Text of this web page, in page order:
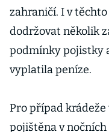
zahraničí. I v
dodržovat několik
podmínky pojistky
vyplatila peníze.
Pro případ
pojištěna v